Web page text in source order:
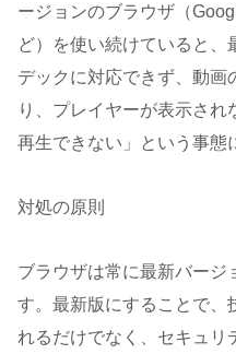
ージョンのブラウザ（
ど）を使い続けていると
デックに対応できず、動画
り、プレイヤーが表示さ
再生できない」という事態
対処の原則
ブラウザは常に最新バージ
す。最新版にすることで、
れるだけでなく、セキュリ